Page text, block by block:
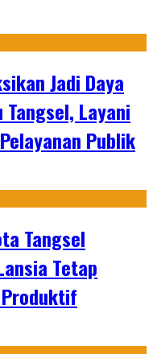
Jadi Daya
Layani
Publik
Tangsel
Tetap